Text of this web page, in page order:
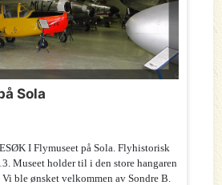
Sola
I Flymuseet på Sola. Flyhistorisk
Museet holder til i den store hangaren
ble ønsket velkommen av Sondre B.